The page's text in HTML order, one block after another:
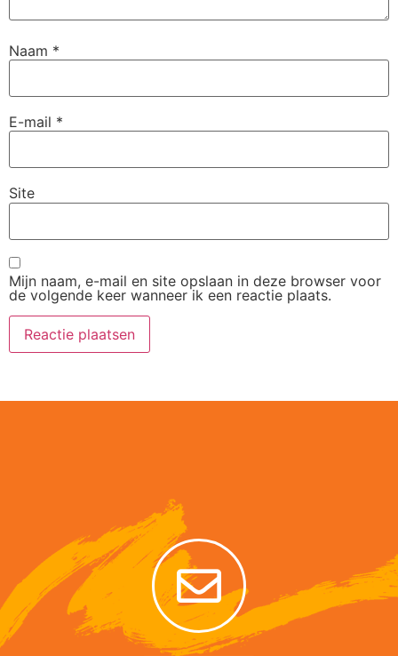
Naam *
E-mail *
Site
Mijn naam, e-mail en site opslaan in deze browser voor
de volgende keer wanneer ik een reactie plaats.